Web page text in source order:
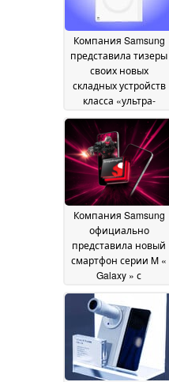
Компания Samsung
представила тизеры
своих новых
складных устройств
класса «ультра-
форм-фактором Z
Fold, разработанным
в рамках проекта «
Galaxy »30 June 2026
Компания Samsung
официально
представила новый
смартфон серии M «
Galaxy » с
емкостью 6 000 мА·ч
29 June 2026